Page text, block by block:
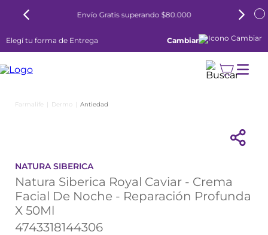
Envío Gratis superando $80.000
Elegí tu forma de Entrega Cambiar
Dermo Antiedad
NATURA SIBERICA
Natura Siberica Royal Caviar - Crema
Facial De Noche - Reparación Profunda
X 50Ml
4743318144306